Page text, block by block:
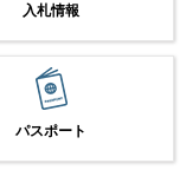
入札情報
パスポート